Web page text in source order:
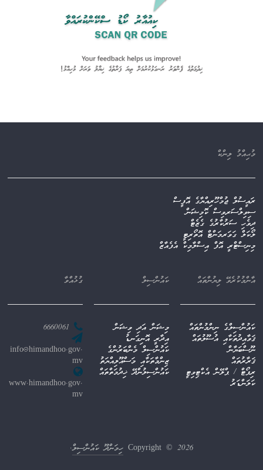
މުޙިއްމު ލިންކް
ރައީސުލް ޖުމްހޫރިއްޔާގެ އޮފީސް
ސިވިލްސަރވިސް ކޮމިޝަން
ދިވެހި ސަރުކާރުގެ ގެޒެޓް
ލޯކަލް ގަވަރމަންޓް އޮތޯރިޓީ
މިނިސްޓްރީ އޮފް އިސްލާމިކް އެފެއާޒް
އާންމުކުރެވޭ ލިޔުންތައް
ކައުންސިލްގެ ނިންމުންތައް
ޤަވާއިދުތަކާއި އުސޫލުތައް
ނޫސްބަޔާން
ޤަރާރުތައް
ރިޕޯޓް / ޕްލޭން އެކްޓިވިޓީ
ކަލަންޑަރު
ކައުންސިލް
މިޝަން އަދި ވިޝަން
އިދާރީ އޮނިގަނޑު
ކައުންސިލް މެންބަރުންގެ
ޒިންމާތަކާއި މަސްއޫލިއްޔަތު
ކައުންސިލުންދޭ ޚިދުމަތްތައް
ގުޅުއްވާ
6660061
info@himandhoo.gov.
mv
www.himandhoo.gov.
mv
Copyright © 2026 ހިމަންދޫ ކައުންސިލް.